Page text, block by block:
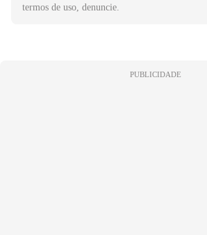
termos de uso, denuncie.
PUBLICIDADE